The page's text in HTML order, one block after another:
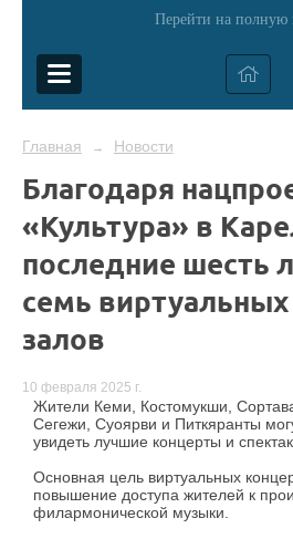
Перейти на полную
Главная → Новости
Благодаря
«Культура» в
последние шесть
семь
залов
10 февраля 2025 г.
Жители Кеми, Костомукши,
Сегежи, Суоярви и Питкяранты
увидеть лучшие концерты и
Основная цель виртуальных
повышение доступа жителей к
филармонической музыки.